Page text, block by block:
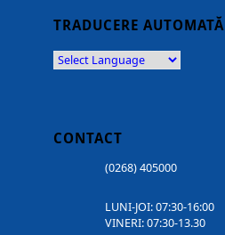
TRADUCERE AUTOMATĂ
CONTACT
(0268) 405000
LUNI-JOI: 07:30-16:00
VINERI: 07:30-13.30